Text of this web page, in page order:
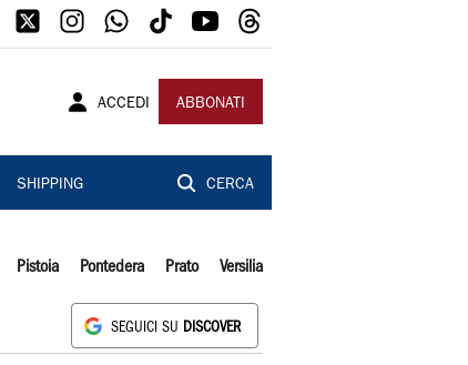
ACCEDI ABBONATI
SHIPPING CERCA
Pistoia Pontedera Prato Versilia
SEGUICI SU DISCOVER